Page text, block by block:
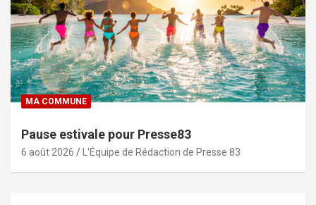
MA COMMUNE
Pause estivale pour Presse83
6 août 2026 L'Équipe de Rédaction de Presse 83